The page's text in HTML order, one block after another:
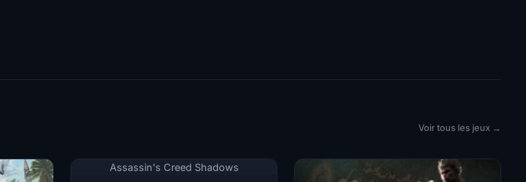
Voir tous les jeux →
Assassin's Creed Shadows